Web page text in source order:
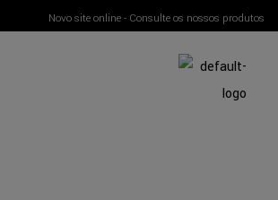
Novo site online - Consulte os nossos produtos